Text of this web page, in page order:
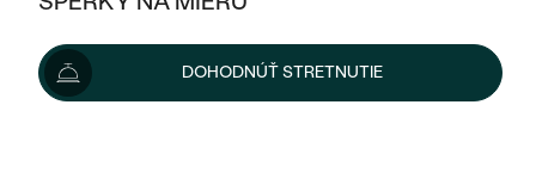
KOMBINOVANÉ ZLATO
PODĽA ŠTÝLU
POSTRANNÉ DRAHOKAMY
HALO
VÝPREDAJ
ŠPERKY ČO POMÁHAJÚ
PLATINOVÉ
ZLATÉ
STRIEBORNÉ
VÝPREDAJ
DOHODNÚŤ STRETNUTIE
1 825 €
Šperk vám vyrobíme a doručíme do 3 - 4 týždňov.
Možnosti doručenia